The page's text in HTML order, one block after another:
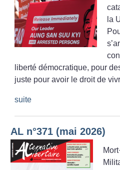
la
liberté démocratique, pour
juste pour avoir le droit de
suite
AL n°371 (mai 2026)
Mort